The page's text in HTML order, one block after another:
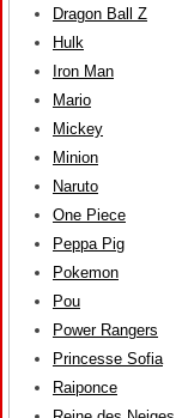
Dragon Ball Z
Hulk
Iron Man
Mario
Mickey
Minion
Naruto
One Piece
Peppa Pig
Pokemon
Pou
Power Rangers
Princesse Sofia
Raiponce